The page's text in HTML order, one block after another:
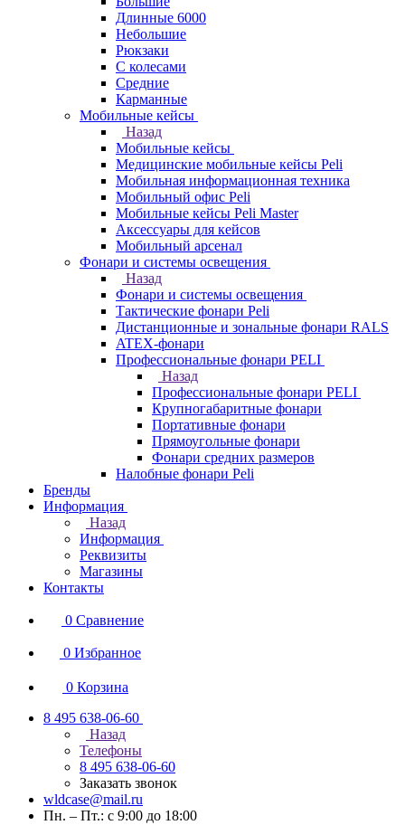
Длинные 6000
Небольшие
Рюкзаки
С колесами
Средние
Карманные
Мобильные кейсы
Назад
Мобильные кейсы
Медицинские мобильные кейсы Peli
Мобильная информационная техника
Мобильный офис Peli
Мобильные кейсы Peli Master
Аксессуары для кейсов
Мобильный арсенал
Фонари и системы освещения
Назад
Фонари и системы освещения
Тактические фонари Peli
Дистанционные и зональные фонари RALS
ATEX-фонари
Профессиональные фонари PELI
Назад
Профессиональные фонари PELI
Крупногабаритные фонари
Портативные фонари
Прямоугольные фонари
Фонари средних размеров
Налобные фонари Peli
Бренды
Информация
Назад
Информация
Реквизиты
Магазины
Контакты
0 Сравнение
0 Избранное
0 Корзина
8 495 638-06-60
Назад
Телефоны
8 495 638-06-60
Заказать звонок
wldcase@mail.ru
Пн. – Пт.: с 9:00 до 18:00